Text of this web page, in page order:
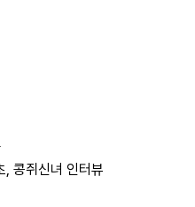
콩쥐신녀 인터뷰